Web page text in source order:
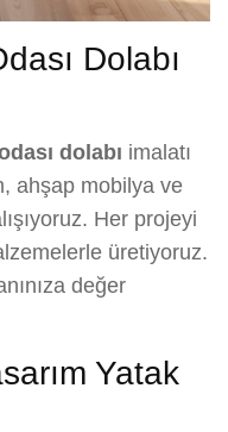
Dolabı
dolabı imalatı
ahşap mobilya ve
Her projeyi
üretiyoruz.
değer
Yatak